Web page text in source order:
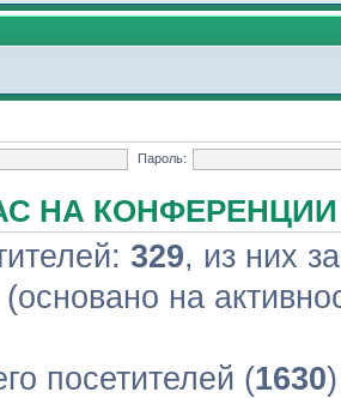
Пароль:
НА КОНФЕРЕНЦИИ
329, из них
(основано на
посетителей (1630